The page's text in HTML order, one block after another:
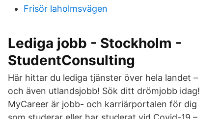
Frisör laholmsvägen
Lediga jobb - Stockholm -
StudentConsulting
Här hittar du lediga tjänster över hela landet –
och även utlandsjobb! Sök ditt drömjobb idag!
MyCareer är jobb- och karriärportalen för dig